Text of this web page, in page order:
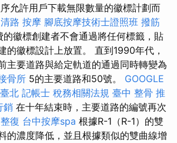
允許用戶下載無限數量的徽標計劃而
路 按摩 腳底按摩技術士證照班 撥筋
的徽標創建者不會通過將任何標籤，貼
的徽標設計上放置。 直到1990年代，
主要道路與給定軌道的通過同時轉變為
骨所 5的主要道路和50號。 GOOGLE
北 記帳士 稅務相關法規 臺中 整骨 推
銷 在十年結束時，主要道路的編號再次
整復 台中按摩spa 根據R-1（R-1）的雙
的濃度降低，並且根據類似的雙曲線增